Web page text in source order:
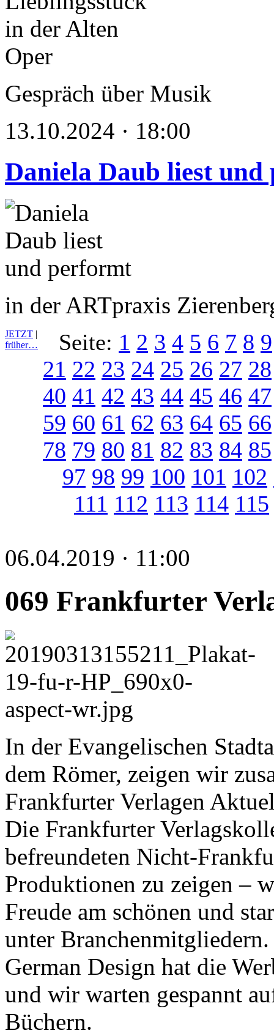
Gespräch über Musik
13.10.2024 · 18:00
Daniela Daub liest
in der ARTpraxis
JETZT |
früher…
Seite: 1 2 3 4 5 6 7 8 9
21 22 23 24 25 26 27 28
40 41 42 43 44 45 46 47
59 60 61 62 63 64 65 66
78 79 80 81 82 83 84 85
97 98 99 100 101 102
111 112 113 114 115
06.04.2019 · 11:00
069 Frankfurter
In der Evangelischen
dem Römer, zeigen wir
Frankfurter Verlagen
Die Frankfurter
befreundeten Nicht-
Produktionen zu zeigen –
Freude am schönen und
unter
German Design hat die
und wir warten gespannt
Büchern.